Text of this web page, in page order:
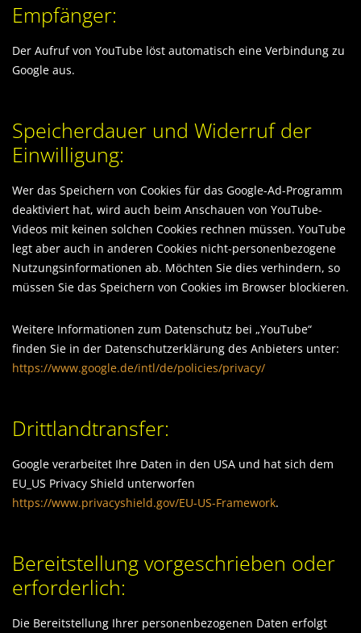
Empfänger:
Der Aufruf von YouTube löst automatisch eine Verbindung zu
Google aus.
Speicherdauer und Widerruf der
Einwilligung:
Wer das Speichern von Cookies für das Google-Ad-Programm
deaktiviert hat, wird auch beim Anschauen von YouTube-
Videos mit keinen solchen Cookies rechnen müssen. YouTube
legt aber auch in anderen Cookies nicht-personenbezogene
Nutzungsinformationen ab. Möchten Sie dies verhindern, so
müssen Sie das Speichern von Cookies im Browser blockieren.
Weitere Informationen zum Datenschutz bei „YouTube“
finden Sie in der Datenschutzerklärung des Anbieters unter:
https://www.google.de/intl/de/policies/privacy/
Drittlandtransfer:
Google verarbeitet Ihre Daten in den USA und hat sich dem
EU_US Privacy Shield unterworfen
https://www.privacyshield.gov/EU-US-Framework.
Bereitstellung vorgeschrieben oder
erforderlich:
Die Bereitstellung Ihrer personenbezogenen Daten erfolgt